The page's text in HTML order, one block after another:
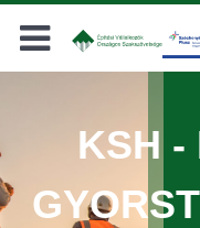
Keresés
KSH -